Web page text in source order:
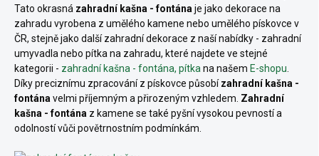
Tato okrasná zahradní kašna - fontána je jako dekorace na
zahradu vyrobena z umělého kamene nebo umělého pískovce v
ČR, stejně jako další zahradní dekorace z naší nabídky - zahradní
umyvadla nebo pítka na zahradu, které najdete ve stejné
kategorii - zahradní kašna - fontána, pítka na našem E-shopu
Díky preciznímu zpracování z pískovce působízahradní kašna -
fontána velmi příjemným a přirozeným vzhledem. Zahradní
kašna - fontána z kamene se také pyšní vysokou pevností a
odolností vůči povětrnostním podmínkám.